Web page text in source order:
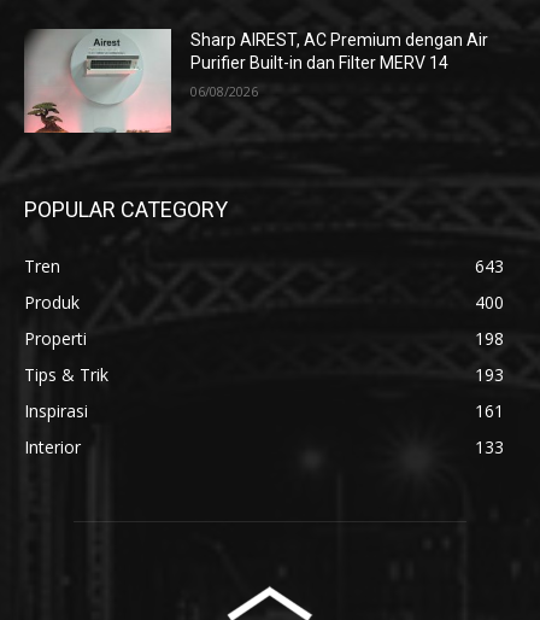
Sharp AIREST, AC Premium dengan Air
Purifier Built-in dan Filter MERV 14
06/08/2026
POPULAR CATEGORY
Tren
643
Produk
400
Properti
198
Tips & Trik
193
Inspirasi
161
Interior
133